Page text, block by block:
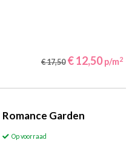
€ 17,50 € 12,50 p/m2
Romance Garden
Op voorraad